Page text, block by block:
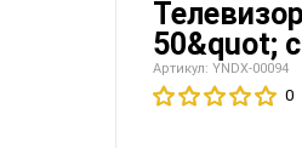
50&quot;
Артикул: YNDX-00094
0